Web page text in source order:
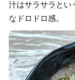
汁はサラサラとい
なドロドロ感。